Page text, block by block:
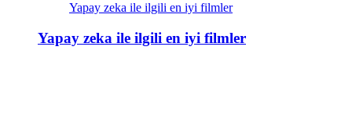
Yapay zeka ile ilgili en iyi filmler
Yapay zeka ile ilgili en iyi filmler